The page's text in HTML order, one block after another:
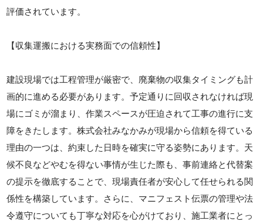
評価されています。
【収集運搬における実務面での信頼性】
建設現場では工程管理が厳密で、廃棄物の収集タイミングも計
画的に進める必要があります。予定通りに回収されなければ現
場にゴミが溜まり、作業スペースが圧迫されて工事の進行に支
障をきたします。株式会社みなかみが現場から信頼を得ている
理由の一つは、約束した日時を確実に守る姿勢にあります。天
候不良などやむを得ない事情が生じた際も、事前連絡と代替案
の提示を徹底することで、現場責任者が安心して任せられる関
係性を構築しています。さらに、マニフェスト伝票の管理や法
令遵守についても丁寧な対応を心がけており、施工業者にとっ